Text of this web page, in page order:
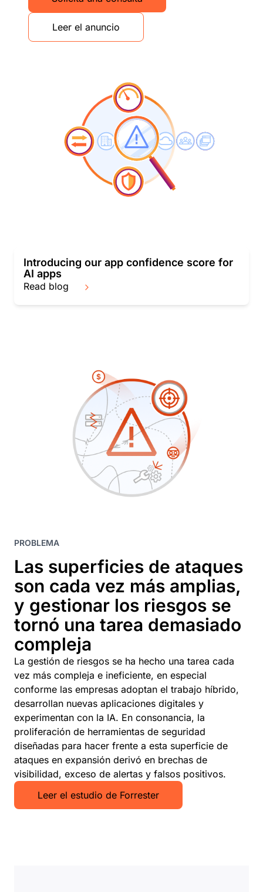
Leer el anuncio
Introducing our app confidence score for
AI apps
Read blog
PROBLEMA
Las superficies de ataques
son cada vez más amplias,
y gestionar los riesgos se
tornó una tarea demasiado
compleja
La gestión de riesgos se ha hecho una tarea cada
vez más compleja e ineficiente, en especial
conforme las empresas adoptan el trabajo híbrido,
desarrollan nuevas aplicaciones digitales y
experimentan con la IA. En consonancia, la
proliferación de herramientas de seguridad
diseñadas para hacer frente a esta superficie de
ataques en expansión derivó en brechas de
visibilidad, exceso de alertas y falsos positivos.
Leer el estudio de Forrester